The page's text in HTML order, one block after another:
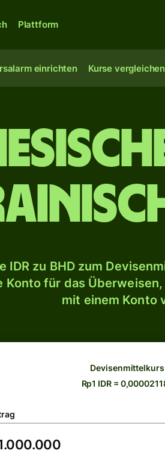
Plattform
einrichten Kurse vergleichen
IDR zu BHD zum
Konto für das
mit einem Konto
Devisenmittelkurs
Rp1 IDR =